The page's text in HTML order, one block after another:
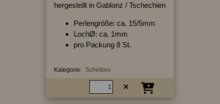
hergestellt in Gablonz / Tschechien
Perlengröße: ca. 15/5mm
LochØ: ca. 1mm
pro Packung 8 St.
Kategorie: Scheiben